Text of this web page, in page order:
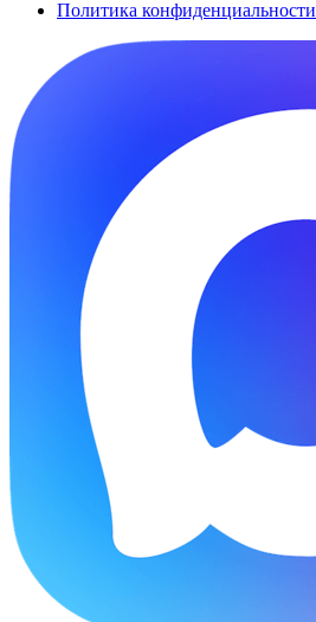
Политика конфиденциальности